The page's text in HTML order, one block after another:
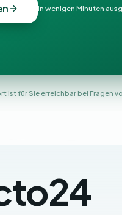
In wenigen Minuten
ist für Sie erreichbar bei Fragen